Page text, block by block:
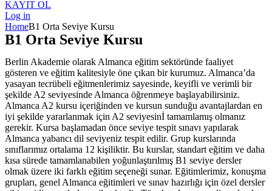
KAYIT OL
Log in
HomeB1 Orta Seviye Kursu
B1 Orta Seviye Kursu
Berlin Akademie olarak Almanca eğitim sektöründe faaliyet
gösteren ve eğitim kalitesiyle öne çıkan bir kurumuz. Almanca’da
yasayan tecrübeli eğitmenlerimiz sayesinde, keyifli ve verimli bir
şekilde A2 seviyesinde Almanca öğrenmeye başlayabilirsiniz.
Almanca A2 kursu içeriğinden ve kursun sunduğu avantajlardan en
iyi şekilde yararlanmak için A2 seviyesinİ tamamlamış olmanız
gerekir. Kursa başlamadan önce seviye tespit sınavı yapılarak
Almanca yabancı dil seviyeniz tespit edilir. Grup kurslarında
sınıflarımız ortalama 12 kişiliktir. Bu kurslar, standart eğitim ve daha
kısa sürede tamamlanabilen yoğunlaştırılmış B1 seviye dersler
olmak üzere iki farklı eğitim seçeneği sunar. Eğitimlerimiz, konuşma
grupları, genel Almanca eğitimleri ve sınav hazırlığı için özel dersler